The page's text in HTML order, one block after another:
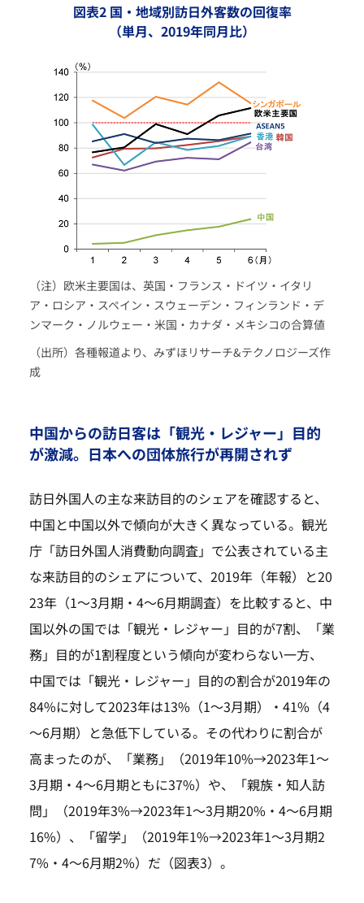
図表2 国・地域別訪日外客数の回復率
（単月、2019年同月比）
（注）欧米主要国は、英国・フランス・ドイツ・イタリ
ア・ロシア・スペイン・スウェーデン・フィンランド・デ
ンマーク・ノルウェー・米国・カナダ・メキシコの合算値
（出所）各種報道より、みずほリサーチ&テクノロジーズ作
成
中国からの訪日客は「観光・レジャー」目的
が激減。日本への団体旅行が再開されず
訪日外国人の主な来訪目的のシェアを確認すると、
中国と中国以外で傾向が大きく異なっている。観光
庁「訪日外国人消費動向調査」で公表されている主
な来訪目的のシェアについて、2019年（年報）と20
23年（1～3月期・4～6月期調査）を比較すると、中
国以外の国では「観光・レジャー」目的が7割、「業
務」目的が1割程度という傾向が変わらない一方、
中国では「観光・レジャー」目的の割合が2019年の
84%に対して2023年は13%（1～3月期）・41%（4
～6月期）と急低下している。その代わりに割合が
高まったのが、「業務」（2019年10%→2023年1～
3月期・4～6月期ともに37%）や、「親族・知人訪
問」（2019年3%→2023年1～3月期20%・4～6月期
16%）、「留学」（2019年1%→2023年1～3月期2
7%・4～6月期2%）だ（図表3）。